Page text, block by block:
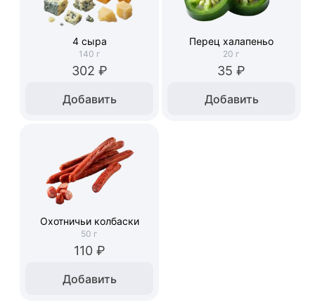
4 сыра
140 г
302 ₽
Добавить
Перец халапеньо
20 г
35 ₽
Добавить
Охотничьи колбаски
50 г
110 ₽
Добавить